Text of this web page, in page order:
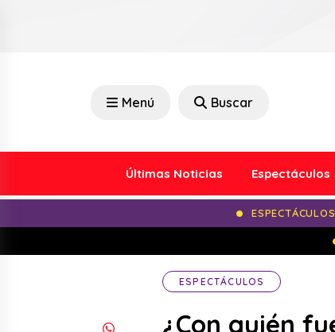
Menú Buscar
Últimas Noticias Espectáculos
ESPECTÁCULOS
ESPECTÁCULOS
¿Con quién